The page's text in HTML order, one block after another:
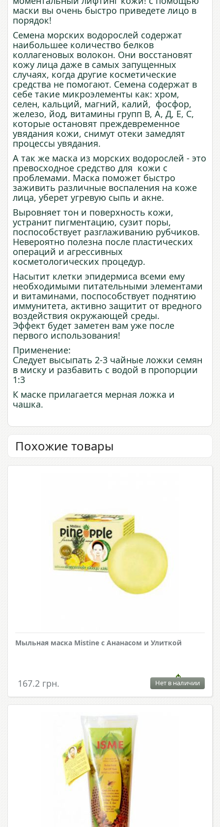
маски вы очень быстро приведете лицо в
порядок!
Семена морских водорослей содержат
наибольшее количество белков
коллагеновых волокон. Они восстановят
кожу лица даже в самых запущенных
случаях, когда другие косметические
средства не помогают. Семена содержат в
себе такие микроэлементы как: хром,
селен, кальций, магний, калий, фосфор,
железо, йод, витамины групп В, А, Д, Е, С,
которые остановят преждевременное
увядания кожи, снимут отеки замедлят
процессы увядания.
А так же маска из морских водорослей - это
превосходное средство для кожи с
проблемами. Маска поможет быстро
заживить различные воспаления на коже
лица, уберет угревую сыпь и акне.
Выровняет тон и поверхность кожи,
устранит пигментацию, сузит поры,
поспособствует разглаживанию рубчиков.
Невероятно полезна после пластических
операций и агрессивных
косметологических процедур.
Насытит клетки эпидермиса всеми ему
необходимыми питательными элементами
и витаминами, поспособствует поднятию
иммунитета, активно защитит от вредного
воздействия окружающей среды.
Эффект будет заметен вам уже после
первого использования!
Применение:
Следует высыпать 2-3 чайные ложки семян
в миску и разбавить с водой в пропорции
1:3
К маске прилагается мерная ложка и
чашка.
Похожие товары
Мыльная маска Mistine с Ананасом и Улиткой
167.2 грн. Нет в наличии